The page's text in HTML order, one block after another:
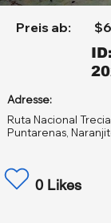
Preis ab:
ID:
Adresse:
Ruta Nacional
Puntarenas,
0 Likes